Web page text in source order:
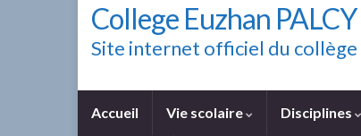
College Euzhan PALCY
Site internet officiel du collège
Accueil Vie scolaire Disciplines